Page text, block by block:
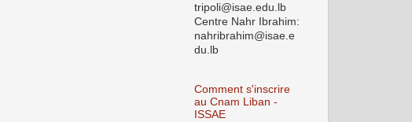
tripoli@isae.edu.lb
Centre Nahr Ibrahim:
nahribrahim@isae.e
du.lb
Comment s'inscrire
au Cnam Liban -
ISSAE